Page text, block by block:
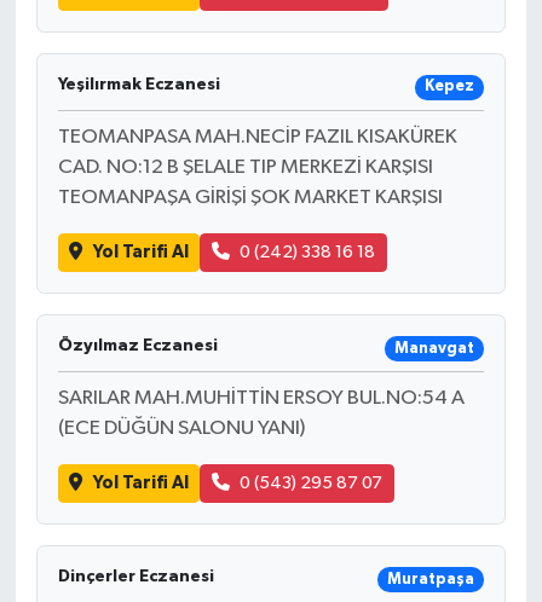
Yeşilırmak Eczanesi Kepez
TEOMANPASA MAH.NECİP FAZIL KISAKÜREK
CAD. NO:12 B ŞELALE TIP MERKEZİ KARŞISI
TEOMANPAŞA GİRİŞİ ŞOK MARKET KARŞISI
Yol Tarifi Al 0 (242) 338 16 18
Özyılmaz Eczanesi Manavgat
SARILAR MAH.MUHİTTİN ERSOY BUL.NO:54 A
(ECE DÜĞÜN SALONU YANI)
Yol Tarifi Al 0 (543) 295 87 07
Dinçerler Eczanesi Muratpaşa